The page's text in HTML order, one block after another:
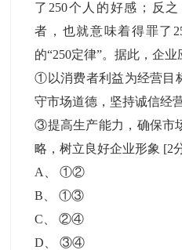
了250个人的好感；反
者，也就意味着得罪了
的“250定律”。据此，企
①以消费者利益为经营
守市场道德，坚持诚信经
③提高生产能力，确保
略，树立良好企业形象 [2
A
、①②
B 、①③
C 、②④
D 、③④